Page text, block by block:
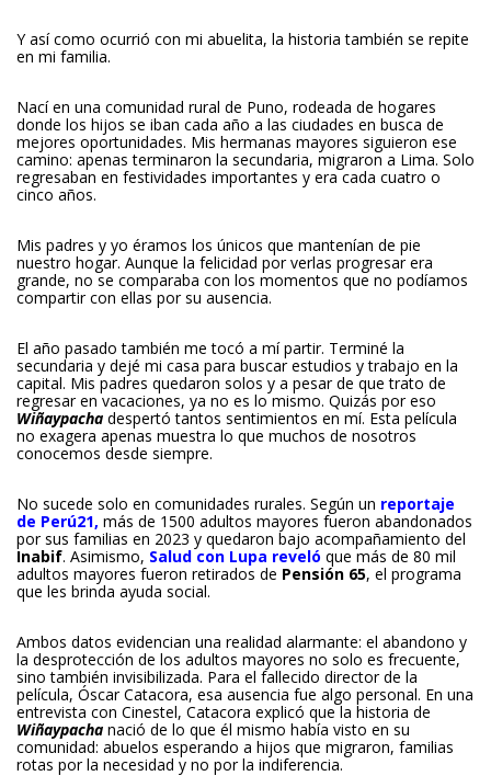
Y así como ocurrió con mi abuelita, la historia también se repite
en mi familia.
Nací en una comunidad rural de Puno, rodeada de hogares
donde los hijos se iban cada año a las ciudades en busca de
mejores oportunidades. Mis hermanas mayores siguieron ese
camino: apenas terminaron la secundaria, migraron a Lima. Solo
regresaban en festividades importantes y era cada cuatro o
cinco años.
Mis padres y yo éramos los únicos que mantenían de pie
nuestro hogar. Aunque la felicidad por verlas progresar era
grande, no se comparaba con los momentos que no podíamos
compartir con ellas por su ausencia.
El año pasado también me tocó a mí partir. Terminé la
secundaria y dejé mi casa para buscar estudios y trabajo en la
capital. Mis padres quedaron solos y a pesar de que trato de
regresar en vacaciones, ya no es lo mismo. Quizás por eso
Wiñaypacha despertó tantos sentimientos en mí. Esta película
no exagera apenas muestra lo que muchos de nosotros
conocemos desde siempre.
No sucede solo en comunidades rurales. Según un reportaje
de Perú21, más de 1500 adultos mayores fueron abandonados
por sus familias en 2023 y quedaron bajo acompañamiento del
Inabif. Asimismo, Salud con Lupa reveló que más de 80 mil
adultos mayores fueron retirados de Pensión 65, el programa
que les brinda ayuda social.
Ambos datos evidencian una realidad alarmante: el abandono y
la desprotección de los adultos mayores no solo es frecuente,
sino también invisibilizada. Para el fallecido director de la
película, Óscar Catacora, esa ausencia fue algo personal. En una
entrevista con Cinestel, Catacora explicó que la historia de
Wiñaypacha nació de lo que él mismo había visto en su
comunidad: abuelos esperando a hijos que migraron, familias
rotas por la necesidad y no por la indiferencia.